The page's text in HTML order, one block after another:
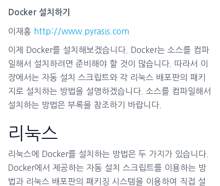
Docker 설치하기
이재홍 http://www.pyrasis.com
이제 Docker를 설치해보겠습니다. Docker는 소스를 컴파
일해서 설치하려면 준비해야 할 것이 많습니다. 따라서 이
장에서는 자동 설치 스크립트와 각 리눅스 배포판의 패키
지로 설치하는 방법을 설명하겠습니다. 소스를 컴파일해서
설치하는 방법은 부록을 참조하기 바랍니다.
리눅스
리눅스에 Docker를 설치하는 방법은 두 가지가 있습니다.
Docker에서 제공하는 자동 설치 스크립트를 이용하는 방
법과 리눅스 배포판의 패키징 시스템을 이용하여 직접 설